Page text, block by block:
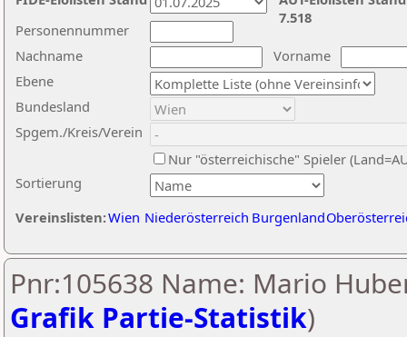
Nachname
Vorname
Ebene
Sortierung
Personennummer
Bundesland
Spgem./Kreis/Verein
Nur "österreichische" Spieler
Vereinslisten:Wien Niederösterreich Burgenland
7.518
Pnr:105638 Name: Mario
Grafik Partie-Statistik)